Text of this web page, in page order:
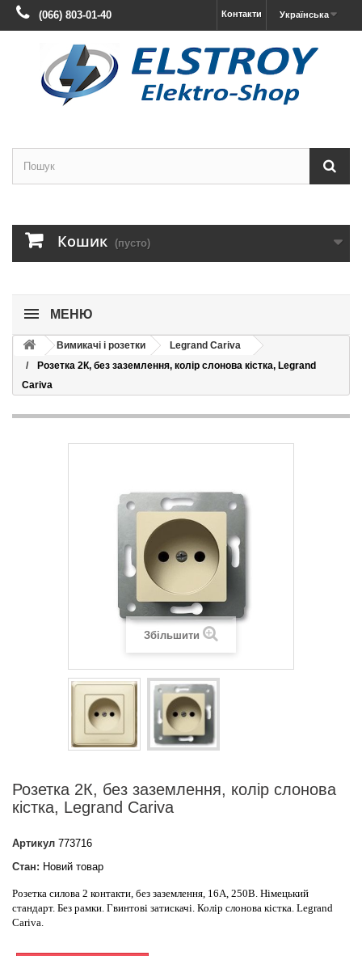
Українська
Контакти
(066) 803-01-40
Кошик (пусто)
МЕНЮ
Вимикачі і розетки
Legrand Cariva
Розетка 2К, без заземлення, колір слонова кістка, Legrand
Cariva
Збільшити
Розетка 2К, без заземлення, колір слонова
кістка, Legrand Cariva
Артикул 773716
Стан: Новий товар
Розетка силова 2 контакти, без заземлення, 16А, 250В. Німецький
стандарт. Без рамки. Гвинтові затискачі. Колір слонова кістка. Legrand
Cariva.